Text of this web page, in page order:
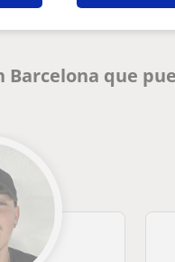
Barcelona que